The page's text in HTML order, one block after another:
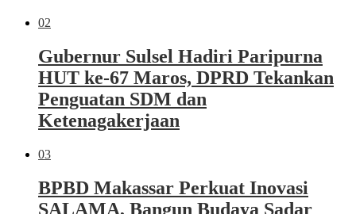
02
Gubernur Sulsel Hadiri Paripurna
HUT ke-67 Maros, DPRD Tekankan
Penguatan SDM dan
Ketenagakerjaan
03
BPBD Makassar Perkuat Inovasi
SALAMA, Bangun Budaya Sadar